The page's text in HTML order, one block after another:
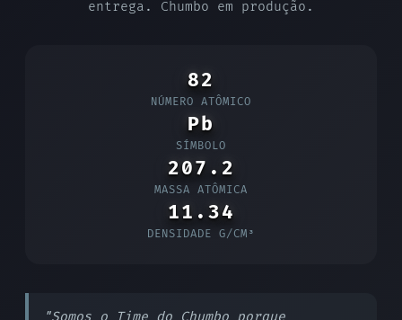
entrega. Chumbo em produção.
82
NÚMERO ATÔMICO
Pb
SÍMBOLO
207.2
MASSA ATÔMICA
11.34
DENSIDADE G/CM³
"Somos o Time do Chumbo porque